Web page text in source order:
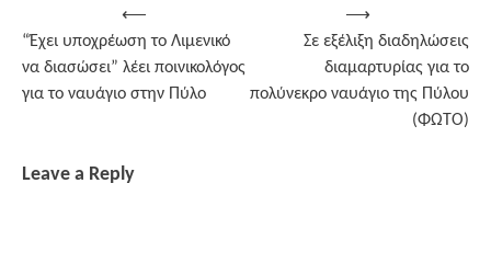
navigation
⟵
“Έχει υποχρέωση το Λιμενικό
να διασώσει” λέει ποινικολόγος
για το ναυάγιο στην Πύλο
Σε εξέλιξη διαδηλώσεις
διαμαρτυρίας για το
πολύνεκρο ναυάγιο της Πύλου
(ΦΩΤΟ)
⟶
Leave a Reply